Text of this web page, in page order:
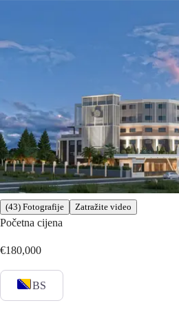
(43) Fotografije Zatražite video
Početna cijena
€180,000
BS